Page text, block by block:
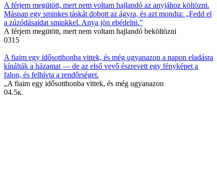
A férjem megütött, mert nem voltam hajlandó az anyjához költözni.
Másnap egy sminkes táskát dobott az ágyra, és azt mondta: „Fedd el
a zúzódásaidat sminkkel. Anya jön ebédelni.”
A férjem megütött, mert nem voltam hajlandó beköltözni
0315
A fiaim egy idősotthonba vittek, és még ugyanazon a napon eladásra
kínálták a házamat — de az első vevő észrevett egy fényképet a
falon, és felhívta a rendőrséget.
„A fiaim egy idősotthonba vittek, és még ugyanazon
04.5к.